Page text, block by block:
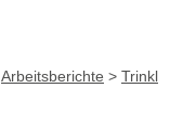
Arbeitsberichte > Trinkl